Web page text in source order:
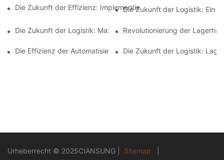
Die Zukunft der Effizienz: Implementierung vonDie Zukunft der Logistik: Ein
Die Zukunft der Logistik: Maximierung der Effizienz durch ein
Revolutionierung der
Die Effizienz der Automatisierung: Kontrolle Ihrer Lagerabläufe
Die Zukunft der Logistik:
Urheberrecht © 2025CIANSUNG Sitemap